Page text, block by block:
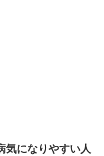
気になりやすい人